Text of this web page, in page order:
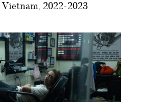
2022-2023